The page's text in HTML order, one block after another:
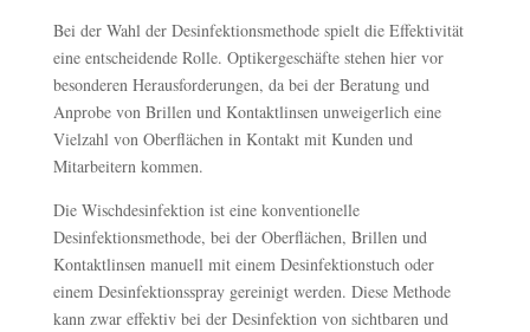
Bei der Wahl der Desinfektionsmethode spielt die Effektivität
eine entscheidende Rolle. Optikergeschäfte stehen hier vor
besonderen Herausforderungen, da bei der Beratung und
Anprobe von Brillen und Kontaktlinsen unweigerlich eine
Vielzahl von Oberflächen in Kontakt mit Kunden und
Mitarbeitern kommen.
Die Wischdesinfektion ist eine konventionelle
Desinfektionsmethode, bei der Oberflächen, Brillen und
Kontaktlinsen manuell mit einem Desinfektionstuch oder
einem Desinfektionsspray gereinigt werden. Diese Methode
kann zwar effektiv bei der Desinfektion von sichtbaren und